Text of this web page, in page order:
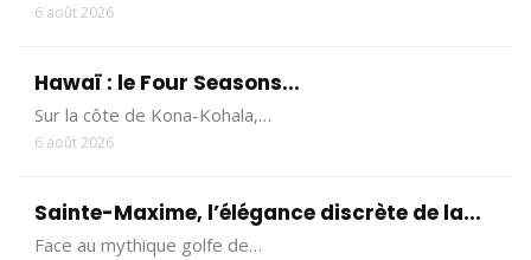
6 août 2026
Hawaï : le Four Seasons...
Sur la côte de Kona-Kohala,…
6 août 2026
Sainte-Maxime, l’élégance discrète de la...
Face au mythique golfe de…